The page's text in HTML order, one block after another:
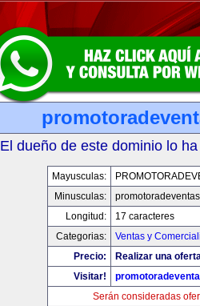
El dueño de este dominio lo
Mayusculas:
Minusculas:
Longitud:
17 caracteres
Categorias:
Ventas y
Precio:
Realizar una
Visitar!
Serán consideradas